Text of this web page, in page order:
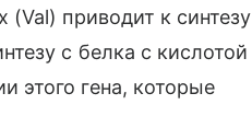
приводит к синтезу
с белка с кислотой
этого гена, которые